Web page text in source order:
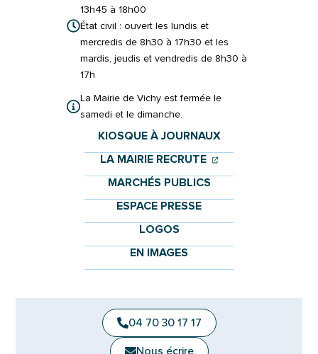
13h45 à 18h00
État civil : ouvert les lundis et
mercredis de 8h30 à 17h30 et les
mardis, jeudis et vendredis de 8h30 à
17h
La Mairie de Vichy est fermée le
samedi et le dimanche.
KIOSQUE À JOURNAUX
LA MAIRIE RECRUTE (OUVERTURE
(OUVERTURE
MARCHÉS PUBLICS
ESPACE PRESSE
LOGOS
EN IMAGES
04 70 30 17 17
Nous écrire